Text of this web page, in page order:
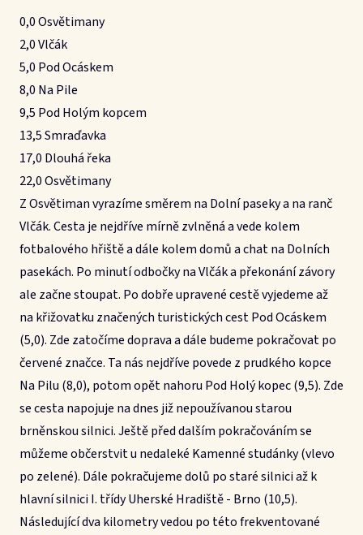
0,0 Osvětimany
2,0 Vlčák
5,0 Pod Ocáskem
8,0 Na Pile
9,5 Pod Holým kopcem
13,5 Smraďavka
17,0 Dlouhá řeka
22,0 Osvětimany
Z Osvětiman vyrazíme směrem na Dolní paseky a na ranč
Vlčák. Cesta je nejdříve mírně zvlněná a vede kolem
fotbalového hřiště a dále kolem domů a chat na Dolních
pasekách. Po minutí odbočky na Vlčák a překonání závory
ale začne stoupat. Po dobře upravené cestě vyjedeme až
na křižovatku značených turistických cest Pod Ocáskem
(5,0). Zde zatočíme doprava a dále budeme pokračovat po
červené značce. Ta nás nejdříve povede z prudkého kopce
Na Pilu (8,0), potom opět nahoru Pod Holý kopec (9,5). Zde
se cesta napojuje na dnes již nepoužívanou starou
brněnskou silnici. Ještě před dalším pokračováním se
můžeme občerstvit u nedaleké Kamenné studánky (vlevo
po zelené). Dále pokračujeme dolů po staré silnici až k
hlavní silnici I. třídy Uherské Hradiště - Brno (10,5).
Následující dva kilometry vedou po této frekventované